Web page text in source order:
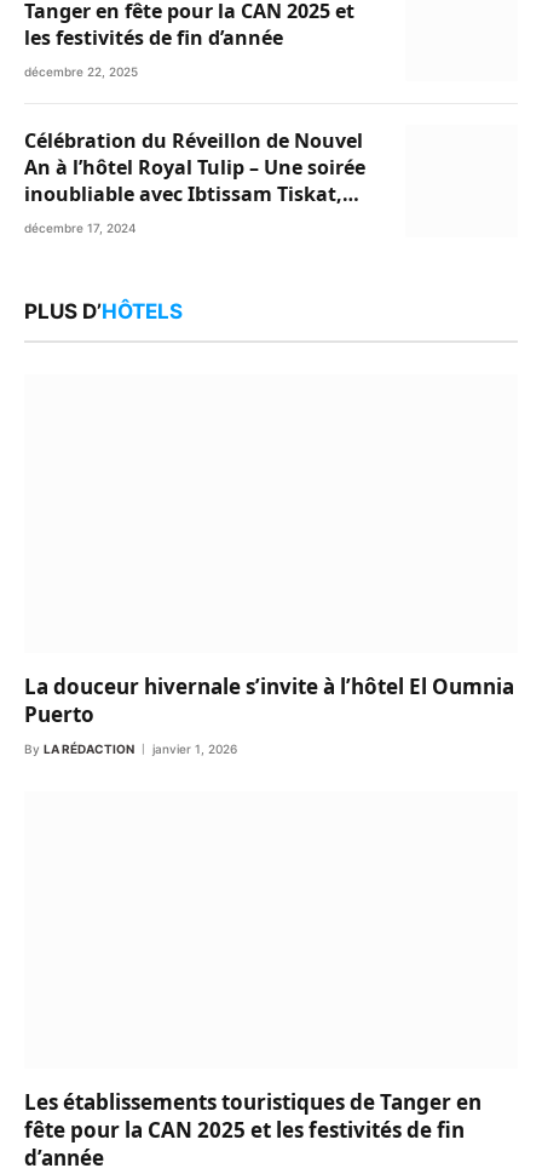
Tanger en fête pour la CAN 2025 et
les festivités de fin d’année
décembre 22, 2025
Célébration du Réveillon de Nouvel
An à l’hôtel Royal Tulip – Une soirée
inoubliable avec Ibtissam Tiskat,
Oussama Abdedaim et Abdelwahed
décembre 17, 2024
PLUS D’HÔTELS
La douceur hivernale s’invite à l’hôtel El Oumnia
Puerto
By LA RÉDACTION janvier 1, 2026
Les établissements touristiques de Tanger en
fête pour la CAN 2025 et les festivités de fin
d’année